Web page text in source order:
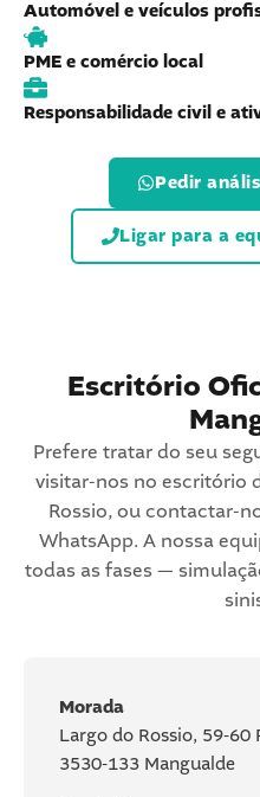
Automóvel e veículos
PME e comércio local
Responsabilidade civil e
Pedir
Ligar para a
Escritório
Prefere tratar do seu
visitar-nos no escritório
Rossio, ou contactar-
WhatsApp. A nossa
todas as fases —
Morada
Largo do Rossio, 59-60
3530-133 Mangualde